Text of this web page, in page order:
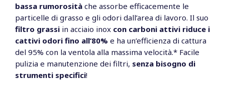
bassa rumorosità che assorbe efficacemente le
particelle di grasso e gli odori dall’area di lavoro. Il suo
filtro grassi in acciaio inox con carboni attivi riduce i
cattivi odori fino all’80% e ha un’efficienza di cattura
del 95% con la ventola alla massima velocità.* Facile
pulizia e manutenzione dei filtri, senza bisogno di
strumenti specifici!